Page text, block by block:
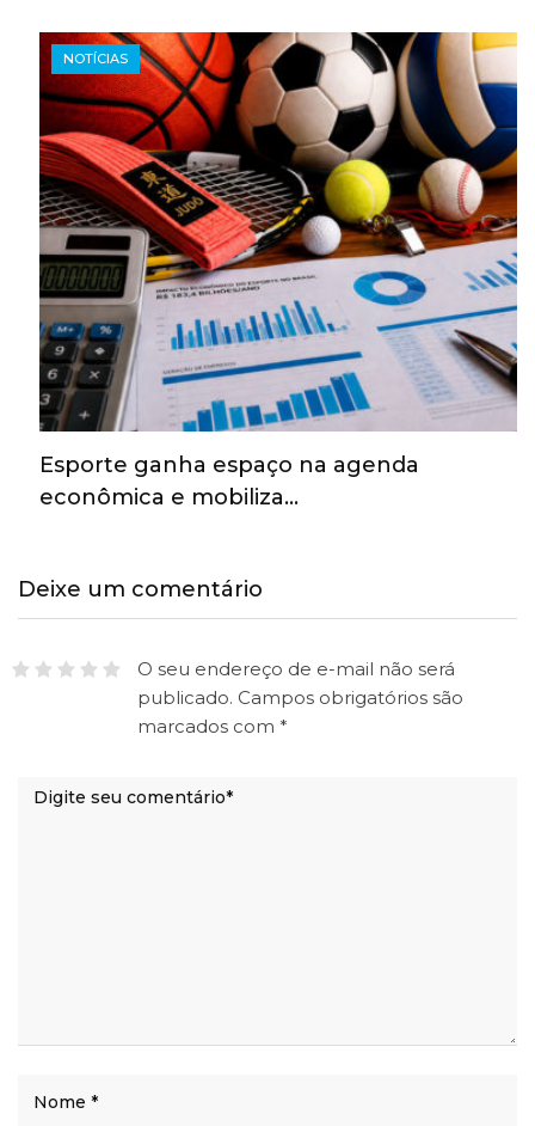
NOTÍCIAS
Esporte ganha espaço na agenda
econômica e mobiliza…
Deixe um comentário
O seu endereço de e-mail não será
publicado. Campos obrigatórios são
marcados com *